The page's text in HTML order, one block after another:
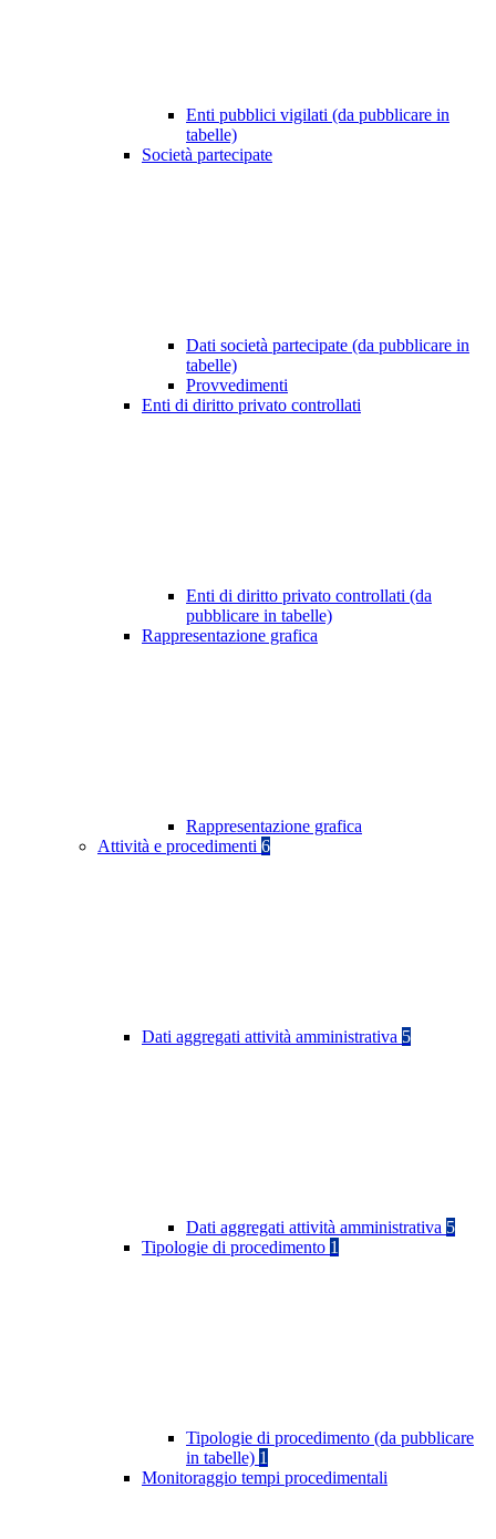
Enti pubblici vigilati (da pubblicare in
tabelle)
Società partecipate
Dati società partecipate (da pubblicare in
tabelle)
Provvedimenti
Enti di diritto privato controllati
Enti di diritto privato controllati (da
pubblicare in tabelle)
Rappresentazione grafica
Rappresentazione grafica
Attività e procedimenti 6
Dati aggregati attività amministrativa 5
Dati aggregati attività amministrativa 5
Tipologie di procedimento 1
Tipologie di procedimento (da pubblicare
in tabelle) 1
Monitoraggio tempi procedimentali